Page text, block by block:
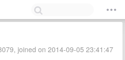
joined on 2014-09-05 23:41:47